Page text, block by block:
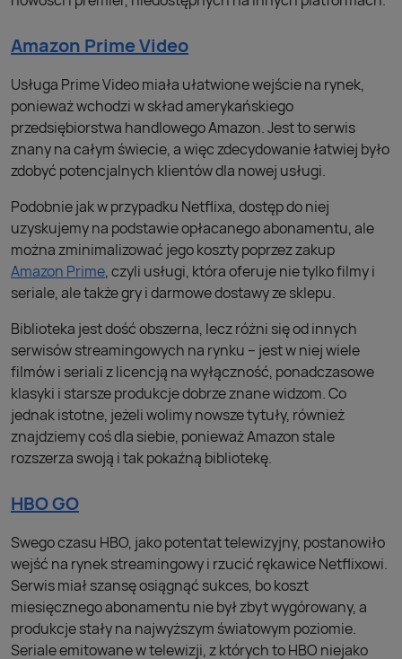
Amazon Prime Video
Usługa Prime Video miała ułatwione wejście na rynek,
ponieważ wchodzi w skład amerykańskiego
przedsiębiorstwa handlowego Amazon. Jest to serwis
znany na całym świecie, a więc zdecydowanie łatwiej było
zdobyć potencjalnych klientów dla nowej usługi.
Podobnie jak w przypadku Netflixa, dostęp do niej
uzyskujemy na podstawie opłacanego abonamentu, ale
można zminimalizować jego koszty poprzez zakup
Amazon Prime, czyli usługi, która oferuje nie tylko filmy i
seriale, ale także gry i darmowe dostawy ze sklepu.
Biblioteka jest dość obszerna, lecz różni się od innych
serwisów streamingowych na rynku – jest w niej wiele
filmów i seriali z licencją na wyłączność, ponadczasowe
klasyki i starsze produkcje dobrze znane widzom. Co
jednak istotne, jeżeli wolimy nowsze tytuły, również
znajdziemy coś dla siebie, ponieważ Amazon stale
rozszerza swoją i tak pokaźną bibliotekę.
HBO GO
Swego czasu HBO, jako potentat telewizyjny, postanowiło
wejść na rynek streamingowy i rzucić rękawice Netflixowi.
Serwis miał szansę osiągnąć sukces, bo koszt
miesięcznego abonamentu nie był zbyt wygórowany, a
produkcje stały na najwyższym światowym poziomie.
Seriale emitowane w telewizji, z których to HBO niejako